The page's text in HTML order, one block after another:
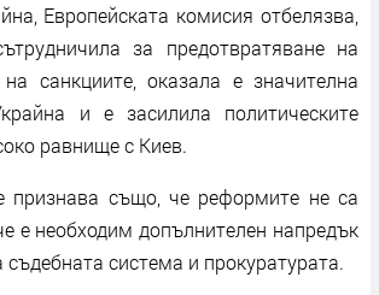
Европейската комисия отбелязва,
за предотвратяване на
на санкциите, оказала е значителна
и е засилила политическите
равнище с Киев.
признава също, че реформите не са
е необходим допълнителен напредък
система и прокуратурата.